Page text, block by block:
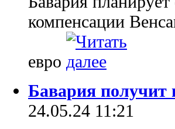
компенсации
евро
Бавария получит
24.05.24 11:21